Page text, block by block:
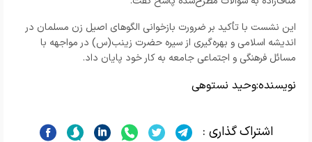
این نشست با تأکید بر ضرورت بازخوانی الگوهای اصیل زن مسلمان در
اندیشه اسلامی و بهره‌گیری از سیره حضرت زینب(س) در مواجهه با
مسائل فرهنگی و اجتماعی جامعه به کار خود پایان داد.
نویسنده:وحید نستوهی
اشتراک گذاری :